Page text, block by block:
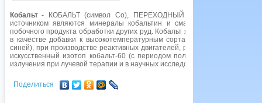
Кобальт - КОБАЛЬТ (символ Со), ПЕРЕХОДНЫЙ ЭЛЕМЕНТ серого
источником являются минералы кобальтин и смальтин, но по
побочного продукта обработки других руд. Кобальт является одним из
в качестве добавки к высокотемпературным сортам стали, в
синей), при производстве реактивных двигателей, режущих
искусственный изотоп кобальт-60 (с периодом полураспада 5,25 лет),
излучения при лучевой терапии и в научных исследованиях.
Поделиться